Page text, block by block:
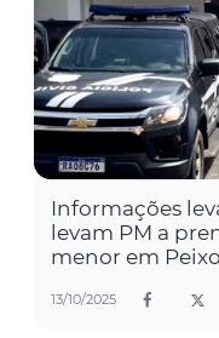
Informações
levam PM a
menor em
13/10/2025